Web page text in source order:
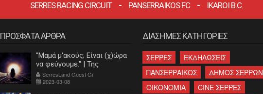
SERRES RACING CIRCUIT PANSERRAIKOS FC IKAROI B.C.
ΠΡΟΣΦΑΤΑ ΑΡΘΡΑ
"Μαμά μ'ακούς; Είναι (χ)ώρα
να φεύγουμε." | Της
Κατερίνας Λεβαντή
SerresLand Guest Gr
2023-03-08
ΔΙΑΣΗΜΕΣ ΚΑΤΗΓΟΡΙΕΣ
ΣΕΡΡΕΣ
ΕΚΔΗΛΩΣΕΙΣ
ΠΑΝΣΕΡΡΑΙΚΟΣ
ΔΗΜΟΣ ΣΕΡΡΩΝ
ΟΙΚΟΝΟΜΙΑ
CINE ΣΕΡΡΕΣ